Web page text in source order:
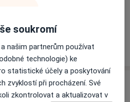
pacienty na pojišťovnu
Víceo adrese
soukromí
našim partnerům používat
technologie) ke
statistické účely a poskytování
zvyklostí při procházení. Své
zkontrolovat a aktualizovat v